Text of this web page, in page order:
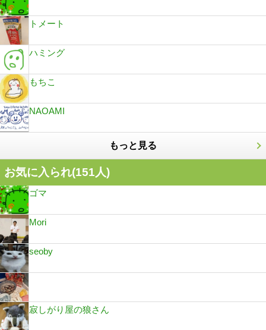
トメート
ハミング
もちこ
NAOAMI
もっと見る
お気に入られ(151人)
ゴマ
Mori
seoby
寂しがり屋の狼さん